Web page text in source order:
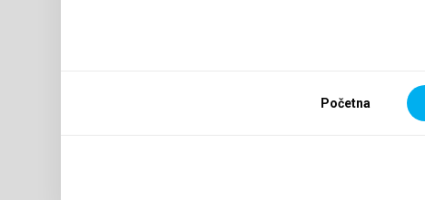
Početna